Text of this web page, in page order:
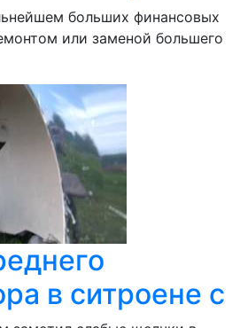
больших финансовых
или заменой большего
в ситроене с